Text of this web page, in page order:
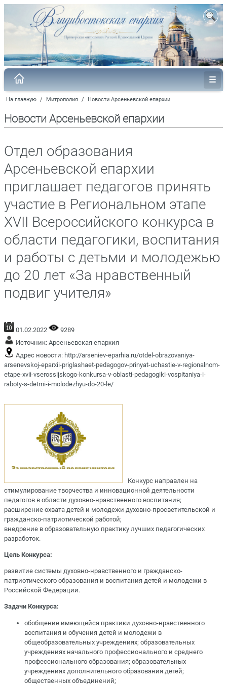
На главную / Митрополия / Новости Арсеньевской епархии
Новости Арсеньевской епархии
Отдел образования
Арсеньевской епархии
приглашает педагогов принять
участие в Региональном этапе
XVII Всероссийского конкурса в
области педагогики, воспитания
и работы с детьми и молодежью
до 20 лет «За нравственный
подвиг учителя»
01.02.2022
9289
Источник: Арсеньевская епархия
Адрес новости: http://arseniev-eparhia.ru/otdel-obrazovaniya-
arsenevskoj-eparxii-priglashaet-pedagogov-prinyat-uchastie-v-regionalnom-
etape-xvii-vserossijskogo-konkursa-v-oblasti-pedagogiki-vospitaniya-i-
raboty-s-detmi-i-molodezhyu-do-20-le/
Конкурс направлен на
стимулирование творчества и инновационной деятельности
педагогов в области духовно-нравственного воспитания;
расширение охвата детей и молодежи духовно-просветительской и
гражданско-патриотической работой;
внедрение в образовательную практику лучших педагогических
разработок.
Цель Конкурса:
развитие системы духовно-нравственного и гражданско-
патриотического образования и воспитания детей и молодежи в
Российской Федерации.
Задачи Конкурса:
обобщение имеющейся практики духовно-нравственного
воспитания и обучения детей и молодежи в
общеобразовательных учреждениях; образовательных
учреждениях начального профессионального и среднего
профессионального образования; образовательных
учреждениях дополнительного образования детей;
общественных объединений;